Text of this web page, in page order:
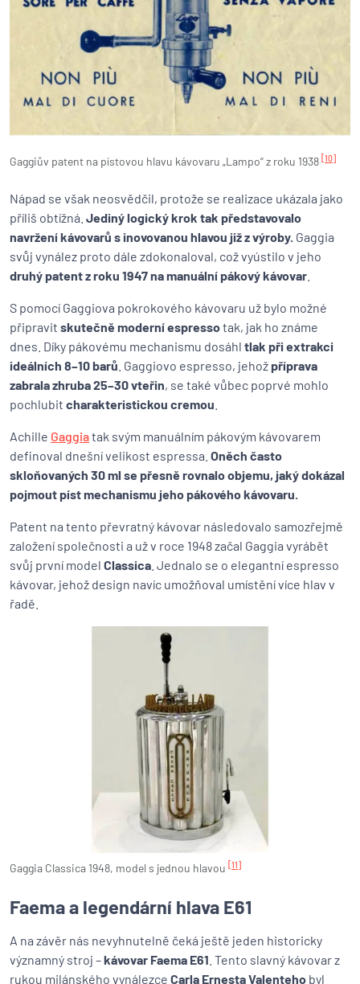
Gaggiův patent na pístovou hlavu kávovaru „Lampo“ z roku 1938 [10]
Nápad se však neosvědčil, protože se realizace ukázala jako
příliš obtížná. Jediný logický krok tak představovalo
navržení kávovarů s inovovanou hlavou již z výroby. Gaggia
svůj vynález proto dále zdokonaloval, což vyústilo v jeho
druhý patent z roku 1947 na manuální pákový kávovar
S pomocí Gaggiova pokrokového kávovaru už bylo možné
připravit skutečně moderní espressotak, jak ho známe
dnes. Díky pákovému mechanismu dosáhl tlak při extrakci
ideálních 8–10 barů . Gaggiovo espresso, jehož příprava
zabrala zhruba 25–30 vteřin, se také vůbec poprvé mohlo
pochlubit charakteristickou cremou
Achille Gaggiatak svým manuálním pákovým kávovarem
definoval dnešní velikost espressa. Oněch často
skloňovaných 30 ml se přesně rovnalo objemu, jaký dokázal
pojmout píst mechanismu jeho pákového kávovaru.
Patent na tento převratný kávovar následovalo samozřejmě
založení společnosti a už v roce 1948 začal Gaggia vyrábět
svůj první model Classica . Jednalo se o elegantní espresso
kávovar, jehož design navíc umožňoval umístění více hlav v
řadě.
Gaggia Classica 1948, model s jednou hlavou [11]
Faema a legendární hlava E61
A na závěr nás nevyhnutelně čeká ještě jeden historicky
významný stroj –kávovar Faema E61 . Tento slavný kávovar z
rukou milánského vynálezce Carla Ernesta Valenteho byl